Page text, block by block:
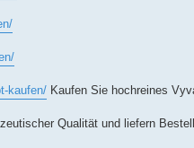
kaufen/ Kaufen Sie hochreines
Qualität und liefern